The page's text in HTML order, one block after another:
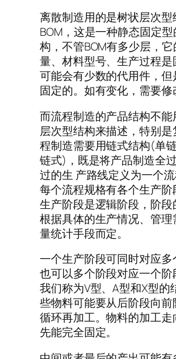
离散制造用的是树状层次型
BOM，这是一种静态固定
构，不管BOM有多少层，
量、材料型号、生产过程是
可能会有少数的代用件，但
固定的。如有变化，需要修
而流程制造的产品结构不能
层次型结构来描述，特别
程制造需要用链式结构(单
链式)，既是将产品制造全
过的生 产路线定义为一个流
每个流程规格有各个生产阶
生产阶段是逻辑阶段，阶段
根据具体的生产情况、管理
量统计手段而定。
一个生产阶段可同时对应多
也可以多个阶段对应一个阶
我们称为V型、A型和X型的
些物料可能要从后阶段向前
循环再加工。物料的加工走
先能完全固定。